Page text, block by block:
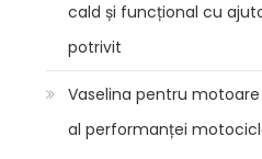
cald și funcțional cu
potrivit
Vaselina pentru
al performanței